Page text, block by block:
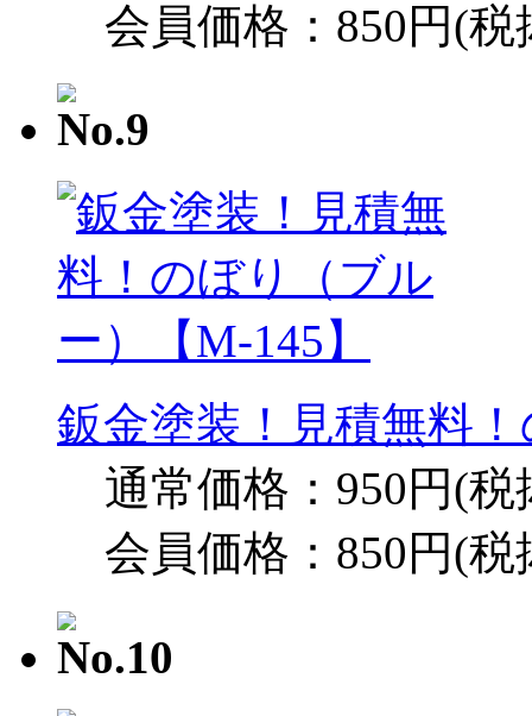
会員価格：850円(税
鈑金塗装！見積無料
通常価格：950円(税
会員価格：850円(税